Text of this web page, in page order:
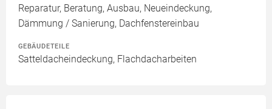
Reparatur, Beratung, Ausbau, Neueindeckung,
Dämmung / Sanierung, Dachfenstereinbau
GEBÄUDETEILE
Satteldacheindeckung, Flachdacharbeiten